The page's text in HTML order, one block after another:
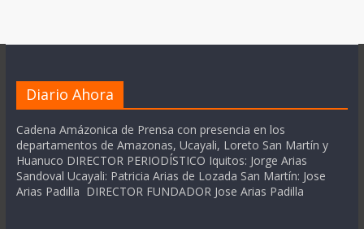
Diario Ahora
Cadena Amázonica de Prensa con presencia en los
departamentos de Amazonas, Ucayali, Loreto San Martín y
Huanuco DIRECTOR PERIODÍSTICO Iquitos: Jorge Arias
Sandoval Ucayali: Patricia Arias de Lozada San Martín: Jose
Arias Padilla DIRECTOR FUNDADOR Jose Arias Padilla